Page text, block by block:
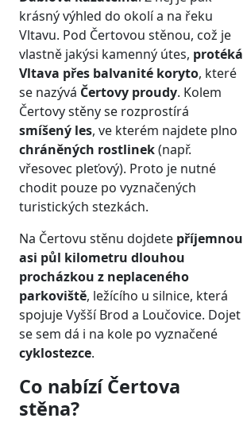
krásný výhled do okolí a na řeku
Vltavu. Pod Čertovou stěnou, což je
vlastně jakýsi kamenný útes, protéká
Vltava přes balvanité koryto, které
se nazývá Čertovy proudy. Kolem
Čertovy stěny se rozprostírá
smíšený les, ve kterém najdete plno
chráněných rostlinek(např.
vřesovec pleťový). Proto je nutné
chodit pouze po vyznačených
turistických stezkách.
Na Čertovu stěnu dojdete příjemnou
asi půl kilometru dlouhou
procházkou z neplaceného
parkoviště, ležícího u silnice, která
spojuje Vyšší Brod a Loučovice. Dojet
se sem dá i na kole po vyznačené
cyklostezce.
Co nabízí Čertova
stěna?